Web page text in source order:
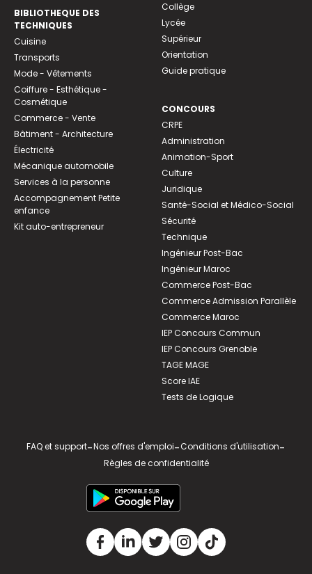
BIBLIOTHEQUE DES
TECHNIQUES
Cuisine
Transports
Mode - Vêtements
Coiffure - Esthétique -
Cosmétique
Commerce - Vente
Bâtiment - Architecture
Électricité
Mécanique automobile
Services à la personne
Accompagnement Petite
enfance
Kit auto-entrepreneur
Collège
Lycée
Supérieur
Orientation
Guide pratique
CONCOURS
CRPE
Administration
Animation-Sport
Culture
Juridique
Santé-Social et Médico-Social
Sécurité
Technique
Ingénieur Post-Bac
Ingénieur Maroc
Commerce Post-Bac
Commerce Admission Parallèle
Commerce Maroc
IEP Concours Commun
IEP Concours Grenoble
TAGE MAGE
Score IAE
Tests de Logique
FAQ et support-Nos offres d'emploi-Conditions d'utilisation-
Règles de confidentialité